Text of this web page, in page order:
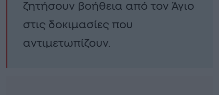
ζητήσουν βοήθεια από τον Άγιο
στις δοκιμασίες που
αντιμετωπίζουν.